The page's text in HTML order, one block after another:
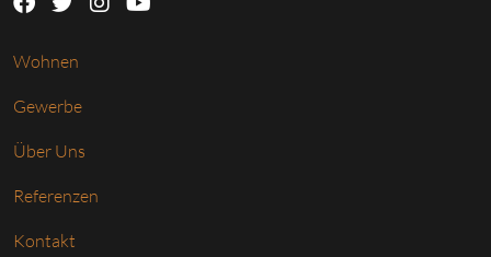
Wohnen
Gewerbe
Über Uns
Referenzen
Kontakt